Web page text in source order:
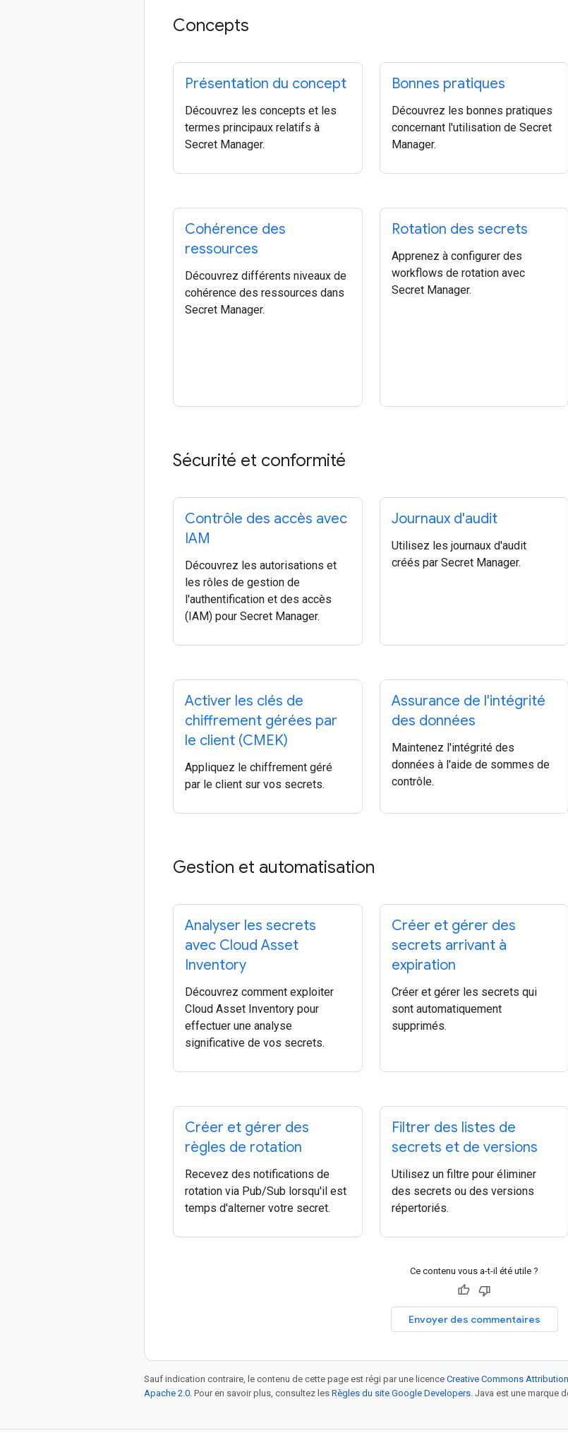
Concepts
Présentation du concept
Découvrez les concepts et les
termes principaux relatifs à
Secret Manager.
Bonnes pratiques
Découvrez les bonnes pratiques
concernant l'utilisation de Secret
Manager.
Cohérence des
ressources
Découvrez différents niveaux de
cohérence des ressources dans
Secret Manager.
Rotation des secrets
Apprenez à configurer des
workflows de rotation avec
Secret Manager.
Sécurité et conformité
Contrôle des accès avec
IAM
Découvrez les autorisations et
les rôles de gestion de
l'authentification et des accès
(IAM) pour Secret Manager.
Journaux d'audit
Utilisez les journaux d'audit
créés par Secret Manager.
Activer les clés de
chiffrement gérées par
le client (CMEK)
Appliquez le chiffrement géré
par le client sur vos secrets.
Assurance de l'intégrité
des données
Maintenez l'intégrité des
données à l'aide de sommes de
contrôle.
Gestion et automatisation
Analyser les secrets
avec Cloud Asset
Inventory
Découvrez comment exploiter
Cloud Asset Inventory pour
effectuer une analyse
significative de vos secrets.
Créer et gérer des
secrets arrivant à
expiration
Créer et gérer les secrets qui
sont automatiquement
supprimés.
Créer et gérer des
règles de rotation
Recevez des notifications de
rotation via Pub/Sub lorsqu'il est
temps d'alterner votre secret.
Filtrer des listes de
secrets et de versions
Utilisez un filtre pour éliminer
des secrets ou des versions
répertoriés.
Ce contenu vous a-t-il été utile ?
Envoyer des commentaires
Sauf indication contraire, le contenu de cette page est régi par une licence Creative Commons
Apache 2.0. Pour en savoir plus, consultez les Règles du site Google Developers. Java est une marque